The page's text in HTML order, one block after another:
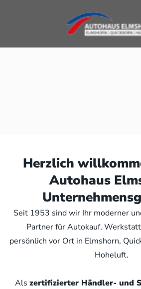
Herzlich
Autohaus
Seit 1953 sind wir Ihr moderner
Partner für Autokauf,
persönlich vor Ort in Elmshorn,
Hoheluft.
Als zertifizierter Händler- und